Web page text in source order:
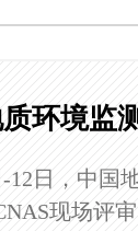
环境监
-12日，中
现场评